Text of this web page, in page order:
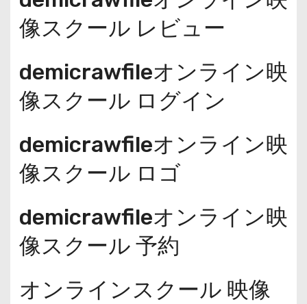
像スクール レビュー
demicrawfileオンライン映
像スクール ログイン
demicrawfileオンライン映
像スクール ロゴ
demicrawfileオンライン映
像スクール 予約
オンラインスクール 映像